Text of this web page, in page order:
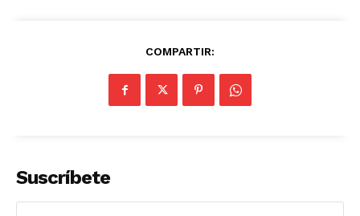
COMPARTIR:
Suscríbete